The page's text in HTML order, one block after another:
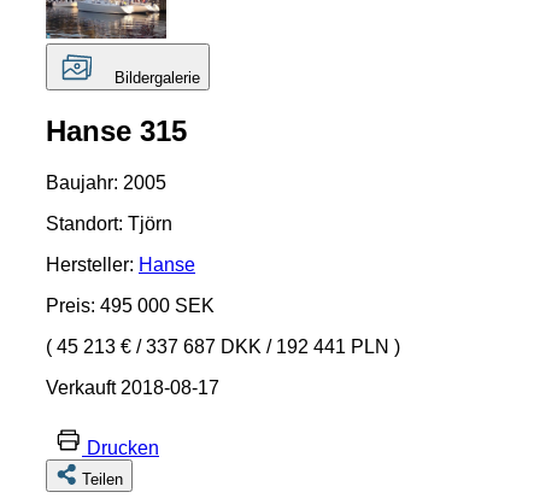
Bildergalerie
Hanse 315
Baujahr: 2005
Standort: Tjörn
Hersteller: Hanse
Preis: 495 000 SEK
( 45 213 € /337 687 DKK /192 441 PLN )
Verkauft 2018-08-17
Drucken
Teilen